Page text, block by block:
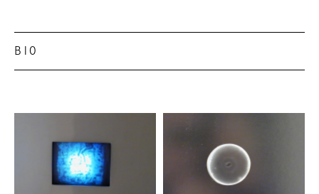
BIO
cura di A. Daneri e E. De Pascale);
Galleria Luisa delle Piane (1998);
Elogio
dell’Ombra, Ateneo di Scienze Lettere e Arti di
Bergamo, 2000;In Quota
, Passo della Manina
Vilminore di Scalve, 2003.